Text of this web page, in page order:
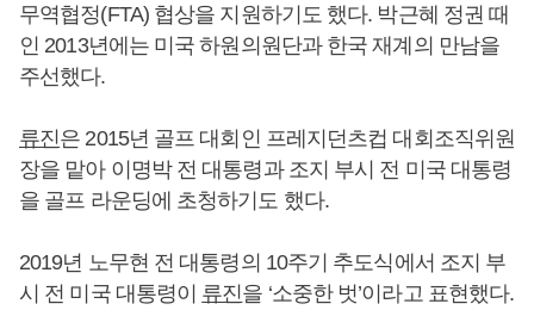
무역협정(FTA) 협상을 지원하기도 했다. 박근혜 정권 때
인 2013년에는 미국 하원의원단과 한국 재계의 만남을
주선했다.
류진은 2015년 골프 대회인 프레지던츠컵 대회조직위원
장을 맡아 이명박 전 대통령과 조지 부시 전 미국 대통령
을 골프 라운딩에 초청하기도 했다.
2019년 노무현 전 대통령의 10주기 추도식에서 조지 부
시 전 미국 대통령이 류진을 ‘소중한 벗’이라고 표현했다.